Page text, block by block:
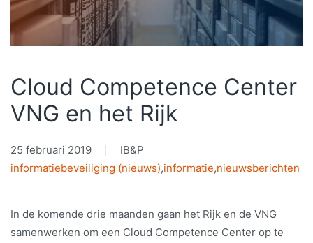
Cloud Competence Center
VNG en het Rijk
25 februari 2019
IB&P
informatiebeveiliging (nieuws),informatie,nieuwsberichten
In de komende drie maanden gaan het Rijk en de VNG
samenwerken om een Cloud Competence Center op te